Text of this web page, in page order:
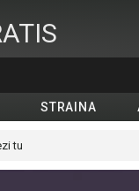
STRAINA
tu